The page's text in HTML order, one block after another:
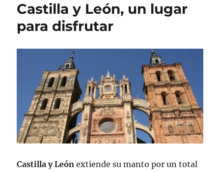
Castilla y León, un lugar
para disfrutar
Castilla y León extiende su manto por un total